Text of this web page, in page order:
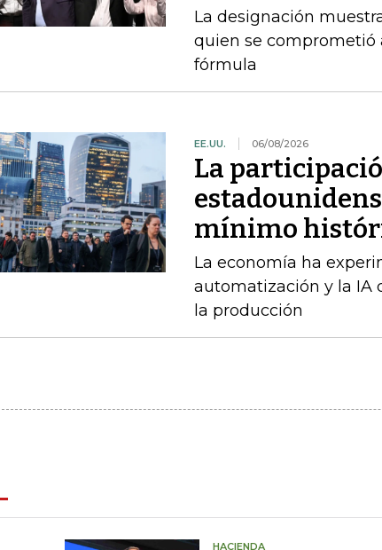
La designación
quien se comprometió
fórmula
EE.UU. 06/08/2026
La
mínimo
La economía ha
automatización y la IA
la producción
HACIENDA